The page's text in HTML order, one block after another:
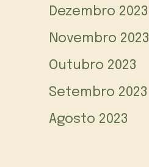
Dezembro 2023
Novembro 2023
Outubro 2023
Setembro 2023
Agosto 2023